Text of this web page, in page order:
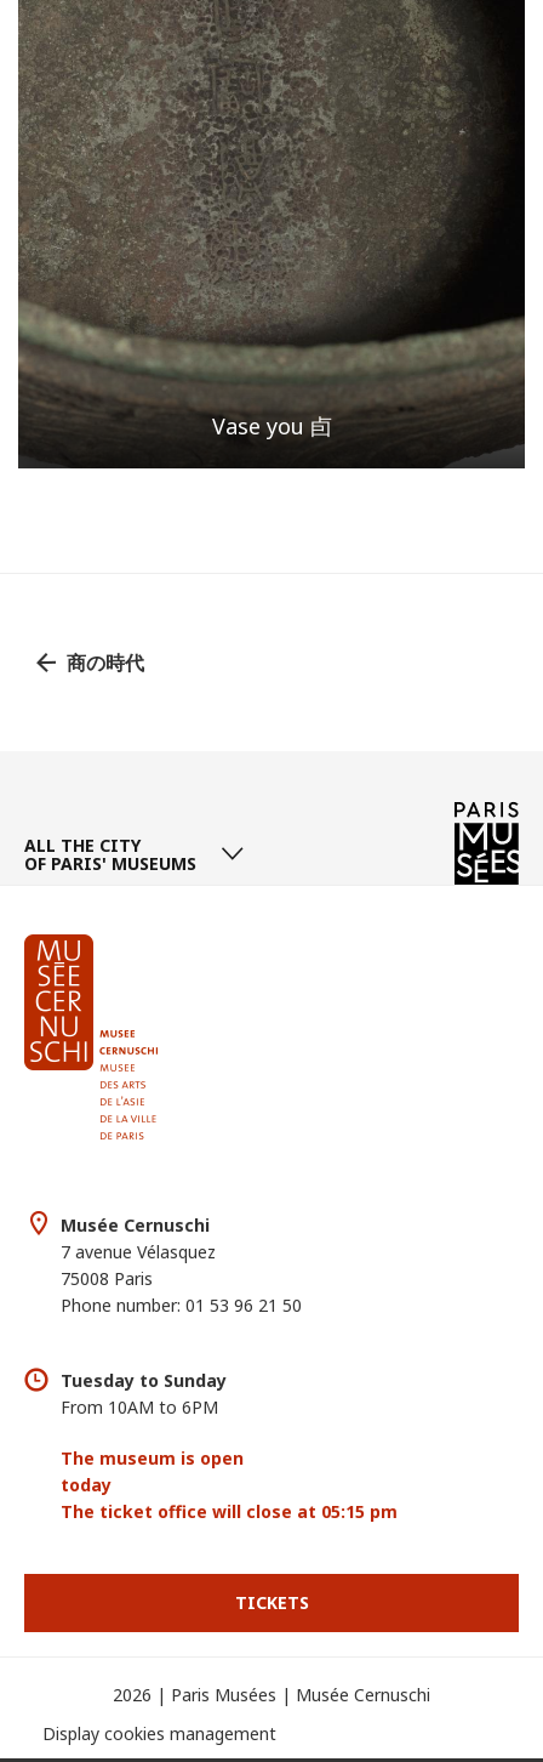
Vase you 卣
商の時代
ALL THE CITY
OF PARIS' MUSEUMS
Musée Cernuschi
7 avenue Vélasquez
75008 Paris
Phone number: 01 53 96 21 50
Tuesday to Sunday
From 10AM to 6PM
The museum is open
today
The ticket office will close at 05:15 pm
TICKETS
2026 | Paris Musées | Musée Cernuschi
Display cookies management